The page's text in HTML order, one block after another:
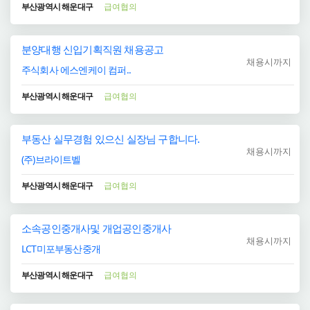
부산광역시 해운대구 급여협의
분양대행 신입기획직원 채용공고
주식회사 에스엔케이 컴퍼..
채용시까지
부산광역시 해운대구 급여협의
부동산 실무경험 있으신 실장님 구합니다.
(주)브라이트벨
채용시까지
부산광역시 해운대구 급여협의
소속공인중개사및 개업공인중개사
LCT미포부동산중개
채용시까지
부산광역시 해운대구 급여협의